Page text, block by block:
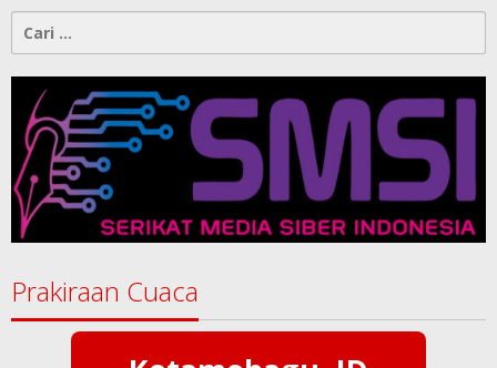
Cari
untuk:
Prakiraan Cuaca